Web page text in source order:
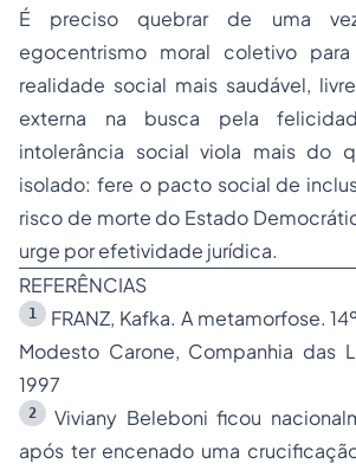
É preciso quebrar de uma
egocentrismo moral coletivo
realidade social mais saudável,
externa na busca pela
intolerância social viola mais do
isolado: fere o pacto social de
risco de morte do Estado
urge por efetividade jurídica.
REFERÊNCIAS
1
FRANZ, Kafka. A metamorfose.
Modesto Carone, Companhia das
1997
2
Viviany Beleboni ficou
após ter encenado uma